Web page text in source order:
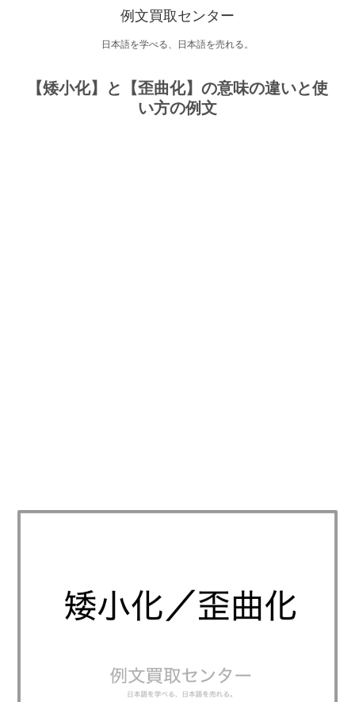
例文買取センター
日本語を学べる、日本語を売れる。
【矮小化】と【歪曲化】の意味の違いと使
い方の例文